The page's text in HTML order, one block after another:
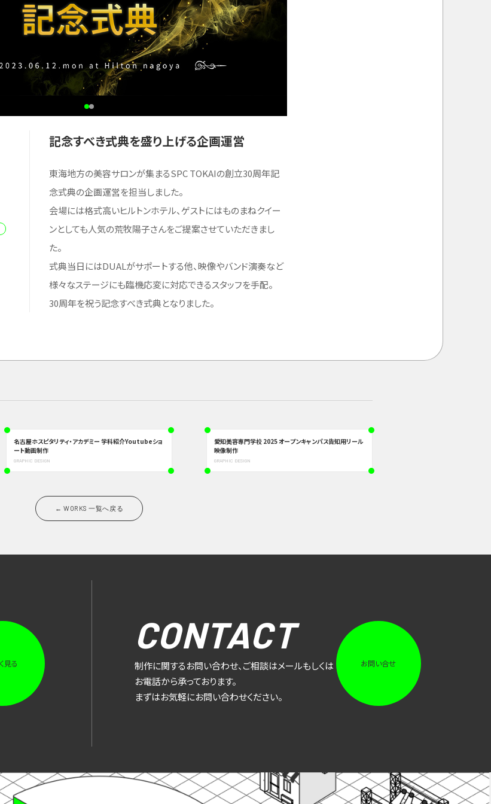
記念すべき式典を盛り上げる企画運営
東海地方の美容サロンが集まるSPC TOKAIの創立30周年記
念式典の企画運営を担当しました。
会場には格式高いヒルトンホテル、ゲストにはものまねクイー
ンとしても人気の荒牧陽子さんをご提案させていただきまし
た。
式典当日にはDUALがサポートする他、映像やバンド演奏など
様々なステージにも臨機応変に対応できるスタッフを手配。
30周年を祝う記念すべき式典となりました。
名古屋ホスピタリティ・アカデミー 学科紹介Youtubeショ
ート動画制作
GRAPHIC DESIGN
愛知美容専門学校 2025 オープンキャンパス告知用リール
映像制作
GRAPHIC DESIGN
← WORKS 一覧へ戻る
見る
CONTACT
制作に関するお問い合わせ、ご相談はメールもしくは
お電話から承っております。
まずはお気軽にお問い合わせください。
お問い合せ